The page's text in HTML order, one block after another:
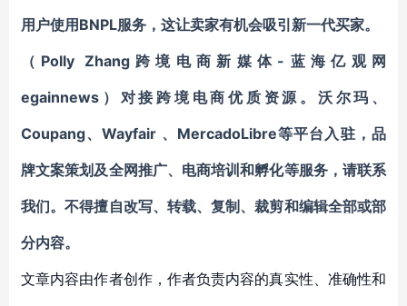
用户使用BNPL服务，这让卖家有机会吸引新一代买家。
（Polly Zhang跨境电商新媒体-蓝海亿观网
egainnews）对接跨境电商优质资源。 沃尔玛、
Coupang、Wayfair 、 MercadoLibre等平台入驻 ，品
牌文案策划及全网推广、电商培训和孵化等服务，请联系
我们。不得擅自改写、转载、复制、裁剪和编辑全部或部
分内容。
文章内容由作者创作，作者负责内容的真实性、准确性和